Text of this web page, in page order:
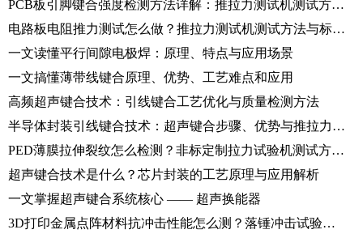
PCB板引脚键合强度检测方法详解：推拉力测试机测试方案分享
电路板电阻推力测试怎么做？推拉力测试机测试方法与标准解析
一文读懂平行间隙电极焊：原理、特点与应用场景
一文搞懂薄带线键合原理、优势、工艺难点和应用
高频超声键合技术：引线键合工艺优化与质量检测方法
半导体封装引线键合技术：超声键合步骤、优势与推拉力测试标准
PED薄膜拉伸裂纹怎么检测？非标定制拉力试验机测试方法详解
超声键合技术是什么？芯片封装的工艺原理与应用解析
一文掌握超声键合系统核心 —— 超声换能器
3D打印金属点阵材料抗冲击性能怎么测？落锤冲击试验机操作步骤详解